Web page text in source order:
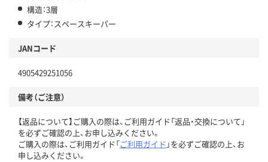
構造：3層
タイプ：スペースキーパー
JANコード
4905429251056
備考（ご注意）
【返品について】ご購入の際は、ご利用ガイド「返品・交換について」
を必ずご確認の上、お申し込みください。
ご購入の際は、ご利用ガイド「ご利用ガイド 」を必ずご確認の上、お
申し込みください。